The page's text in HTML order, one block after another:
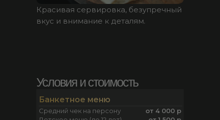
Красивая сервировка, безупречный
вкус и внимание к деталям.
Условия и стоимость
Банкетное меню
Средний чек на персону
от 4 000 р